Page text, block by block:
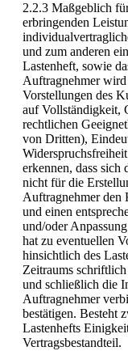
2.2.3 Maßgeblich
erbringenden
und zum anderen
Lastenheft, sowie
Auftragnehmer wird
Vorstellungen des
auf Vollständigkeit,
rechtlichen
von Dritten),
erkennen, dass sich
nicht für die
Auftragnehmer den
und einen
und/oder
hat zu eventuellen
hinsichtlich des
Zeitraums
und schließlich die
Auftragnehmer
bestätigen. Besteht
Lastenhefts
Vertragsbestandteil.